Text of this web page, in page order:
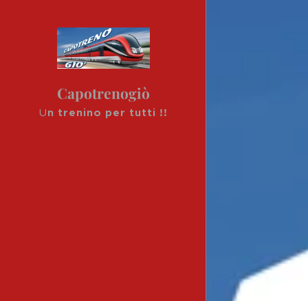
Capotrenogiò
Un trenino per tutti !!